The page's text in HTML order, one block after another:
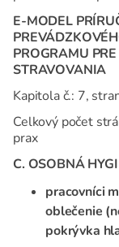
E-MODEL
PROGRAMU
STRAVOVANIA
Kapitola č.: 7,
Celkový počet
prax
C. OSOBNÁ
pracovníci
oblečenie
pokrývka